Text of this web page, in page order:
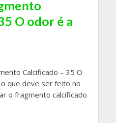
O odor é a
Calcificado – 35 O
que deve ser feito no
o fragmento calcificado